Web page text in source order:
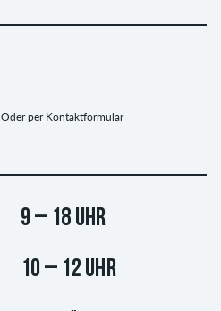
Oder per Kontaktformular
9 – 18 Uhr
10 – 12 Uhr